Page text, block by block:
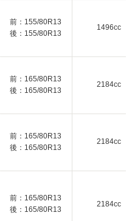
前：155/80R13
後：155/80R13
1496cc
前：165/80R13
後：165/80R13
2184cc
前：165/80R13
後：165/80R13
2184cc
前：165/80R13
後：165/80R13
2184cc